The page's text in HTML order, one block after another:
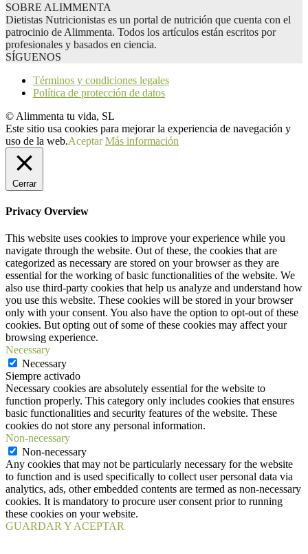
SOBRE ALIMMENTA
Dietistas Nutricionistas es un portal de nutrición que cuenta con el
patrocinio de Alimmenta. Todos los artículos están escritos por
profesionales y basados en ciencia.
SÍGUENOS
Términos y condiciones legales
Política de protección de datos
© Alimmenta tu vida, SL
Este sitio usa cookies para mejorar la experiencia de navegación y
uso de la web.Aceptar Más información
Cerrar
Privacy Overview
This website uses cookies to improve your experience while you
navigate through the website. Out of these, the cookies that are
categorized as necessary are stored on your browser as they are
essential for the working of basic functionalities of the website. We
also use third-party cookies that help us analyze and understand how
you use this website. These cookies will be stored in your browser
only with your consent. You also have the option to opt-out of these
cookies. But opting out of some of these cookies may affect your
browsing experience.
Necessary
Necessary
Siempre activado
Necessary cookies are absolutely essential for the website to
function properly. This category only includes cookies that ensures
basic functionalities and security features of the website. These
cookies do not store any personal information.
Non-necessary
Non-necessary
Any cookies that may not be particularly necessary for the website
to function and is used specifically to collect user personal data via
analytics, ads, other embedded contents are termed as non-necessary
cookies. It is mandatory to procure user consent prior to running
these cookies on your website.
GUARDAR Y ACEPTAR